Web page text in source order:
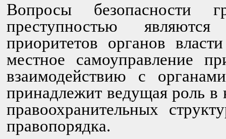
Вопросы
преступностью
приоритетов органов
местное самоуправление
взаимодействию с
принадлежит ведущая роль в
правоохранительных
правопорядка.